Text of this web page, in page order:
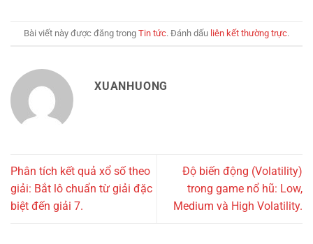
Bài viết này được đăng trong Tin tức. Đánh dấu liên kết thường trực.
XUANHUONG
Phân tích kết quả xổ số theo
giải: Bắt lô chuẩn từ giải đặc
biệt đến giải 7.
Độ biến động (Volatility)
trong game nổ hũ: Low,
Medium và High Volatility.